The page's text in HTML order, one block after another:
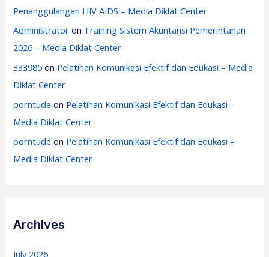
Penanggulangan HIV AIDS – Media Diklat Center
Administrator on Training Sistem Akuntansi Pemerintahan
2026 – Media Diklat Center
333985 on Pelatihan Komunikasi Efektif dan Edukasi – Media
Diklat Center
porntude on Pelatihan Komunikasi Efektif dan Edukasi –
Media Diklat Center
porntude on Pelatihan Komunikasi Efektif dan Edukasi –
Media Diklat Center
Archives
July 2026